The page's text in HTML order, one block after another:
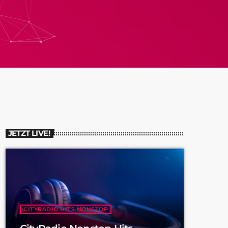
JETZT LIVE!
CITYRADIO HITS NONSTOP